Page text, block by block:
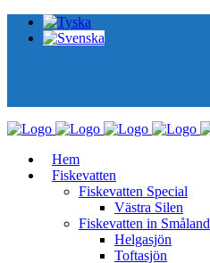
Hem
Fiskevatten
Fiskevatten Special
Västra Silen
Fiskevatten in Småland
Helgasjön
Toftasjön